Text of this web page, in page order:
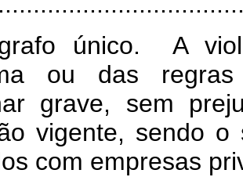
único. A
ou das
grave, sem
vigente, sendo
com empresas